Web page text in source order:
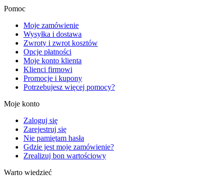
Pomoc
Moje zamówienie
Wysyłka i dostawa
Zwroty i zwrot kosztów
Opcje płatności
Moje konto klienta
Klienci firmowi
Promocje i kupony
Potrzebujesz więcej pomocy?
Moje konto
Zaloguj się
Zarejestruj się
Nie pamiętam hasła
Gdzie jest moje zamówienie?
Zrealizuj bon wartościowy
Warto wiedzieć